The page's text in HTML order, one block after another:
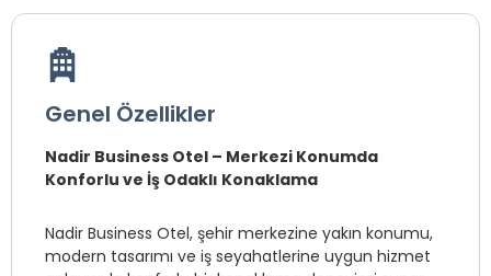
Genel Özellikler
Nadir Business Otel – Merkezi Konumda
Konforlu ve İş Odaklı Konaklama
Nadir Business Otel, şehir merkezine yakın konumu,
modern tasarımı ve iş seyahatlerine uygun hizmet